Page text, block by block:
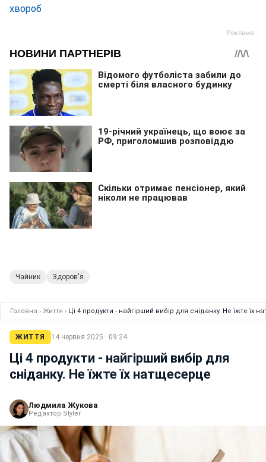
хвороб
Чайник Здоров'я
Головна › Життя › Ці 4 продукти - найгірший вибір для сніданку. Не їжте їх
ЖИТТЯ 14 червня 2025 · 09:24
Ці 4 продукти - найгірший вибір для
сніданку. Не їжте їх натщесерце
Людмила Жукова
Редактор Styler